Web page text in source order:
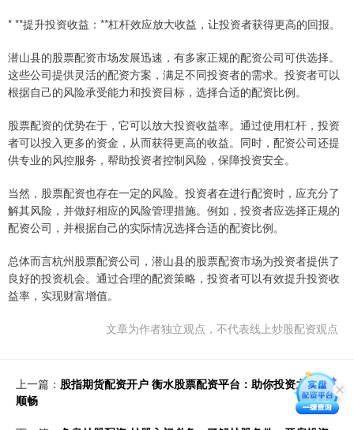
* **提升投资收益：**杠杆效应放大收益，让投资者获得更高的回报。
潜山县的股票配资市场发展迅速，有多家正规的配资公司可供选择。
这些公司提供灵活的配资方案，满足不同投资者的需求。投资者可以
根据自己的风险承受能力和投资目标，选择合适的配资比例。
股票配资的优势在于，它可以放大投资收益率。通过使用杠杆，投资
者可以投入更多的资金，从而获得更高的收益。同时，配资公司还提
供专业的风控服务，帮助投资者控制风险，保障投资安全。
当然，股票配资也存在一定的风险。投资者在进行配资时，应充分了
解其风险，并做好相应的风险管理措施。例如，投资者应选择正规的
配资公司，并根据自己的实际情况选择合适的配资比例。
总体而言杭州股票配资公司，潜山县的股票配资市场为投资者提供了
良好的投资机会。通过合理的配资策略，投资者可以有效提升投资收
益率，实现财富增值。
文章为作者独立观点，不代表线上炒股配资观点
上一篇： 股指期货配资开户 衡水股票配资平台：助你投资之路更
顺畅